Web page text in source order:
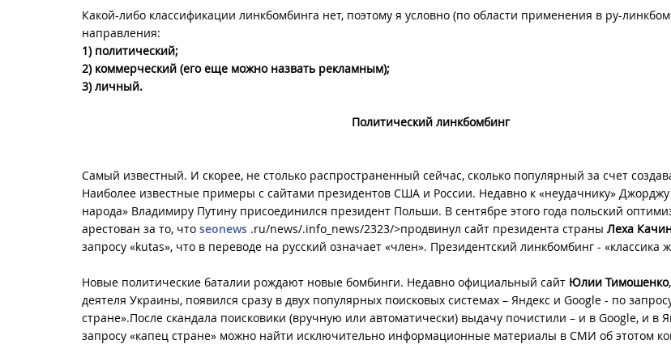
Какой-либо классификации линкбомбинга нет, поэтому я условно (по области применения в ру-
направления:
1) политический;
2) коммерческий (его еще можно назвать рекламным);
3) личный.
Политический линкбомбинг
Самый известный. И скорее, не столько распространенный сейчас, сколько популярный за счет
Наиболее известные примеры с сайтами президентов США и России. Недавно к «неудачнику»
народа» Владимиру Путину присоединился президент Польши. В сентябре этого года польский
арестован за то, что seonews .ru/news/.info_news/2323/>продвинул сайт президента страны Леха
запросу «kutas», что в переводе на русский означает «член». Президентский линкбомбинг - «классика
Новые политические баталии рождают новые бомбинги. Недавно официальный сайт Юлии Тимошенко
деятеля Украины, появился сразу в двух популярных поисковых системах – Яндекс и Google - по
стране».После скандала поисковики (вручную или автоматически) выдачу почистили – и в Google, и в
запросу «капец стране» можно найти исключительно информационные материалы в СМИ об этотом